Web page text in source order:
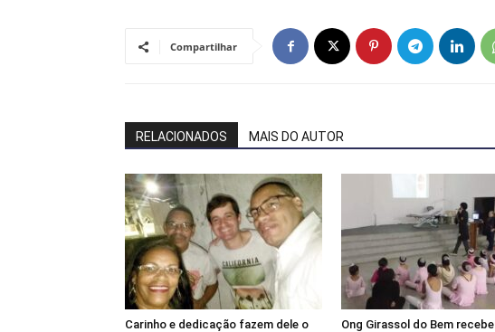
Compartilhar
RELACIONADOS MAIS DO AUTOR
Carinho e dedicação fazem dele o
Ong Girassol do Bem recebe